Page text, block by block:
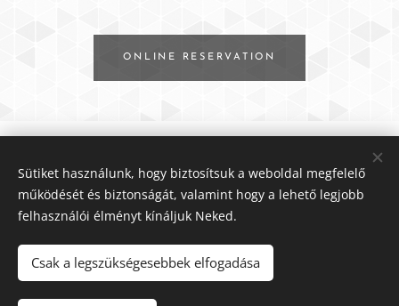
ONLINE RESERVATION
NTAK registration number: EG21004748
GDPR
General Terms and Conditions
Rules of Stafeta Boutique apartments
Sütiket használunk, hogy biztosítsuk a weboldal megfelelő
működését és biztonságát, valamint hogy a lehető legjobb
felhasználói élményt kínáljuk Neked.
Csak a legszükségesebbek elfogadása